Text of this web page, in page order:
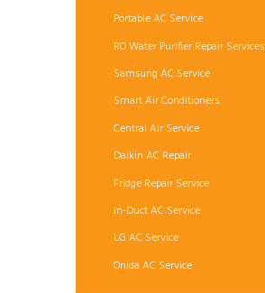
Portable AC Service
RO Water Purifier Repair Services
Samsung AC Service
Smart Air Conditioners
Central Air Service
Daikin AC Repair
Fridge Repair Service
In-Duct AC Service
LG AC Service
Onida AC Service